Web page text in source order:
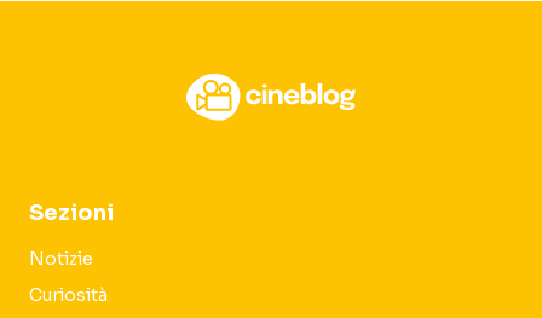
Sezioni
Notizie
Curiosità